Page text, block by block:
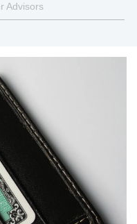
Advisors